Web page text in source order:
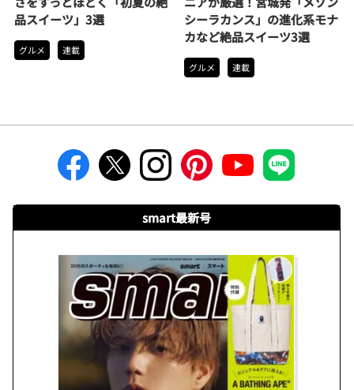
品スイーツ」3選
グルメ 連載
シーラカンス」の進化系モナ
カなど絶品スイーツ3選
グルメ 連載
smart最新号